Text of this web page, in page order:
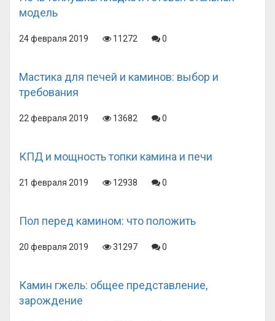
модель
24 февраля 2019 11272 0
Мастика для печей и каминов: выбор и
требования
22 февраля 2019 13682 0
КПД и мощность топки камина и печи
21 февраля 2019 12938 0
Пол перед камином: что положить
20 февраля 2019 31297 0
Камин гжель: общее представление,
зарождение